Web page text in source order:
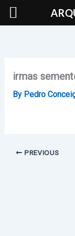
Skip
irmas
By Pedro
PREVIOUS